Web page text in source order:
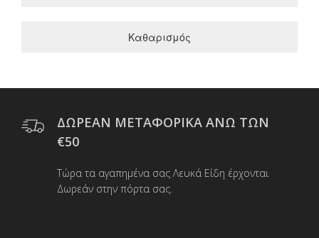
Καθαρισμός
ΔΩΡΕΑΝ ΜΕΤΑΦΟΡΙΚΑ ΑΝΩ ΤΩΝ
€50
Τώρα τα αγαπημένα σας Λευκά Είδη έρχονται
Δωρεάν στην πόρτα σας.